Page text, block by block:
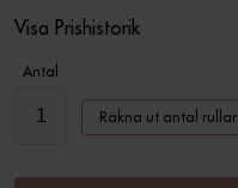
Visa Prishistorik
Antal
Räkna ut antal rullar